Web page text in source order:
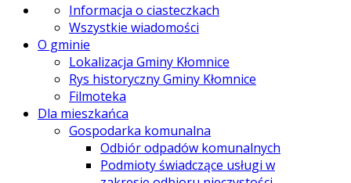
Informacja o ciasteczkach
Wszystkie wiadomości
O gminie
Lokalizacja Gminy Kłomnice
Rys historyczny Gminy Kłomnice
Filmoteka
Dla mieszkańca
Gospodarka komunalna
Odbiór odpadów komunalnych
Podmioty świadczące usługi w